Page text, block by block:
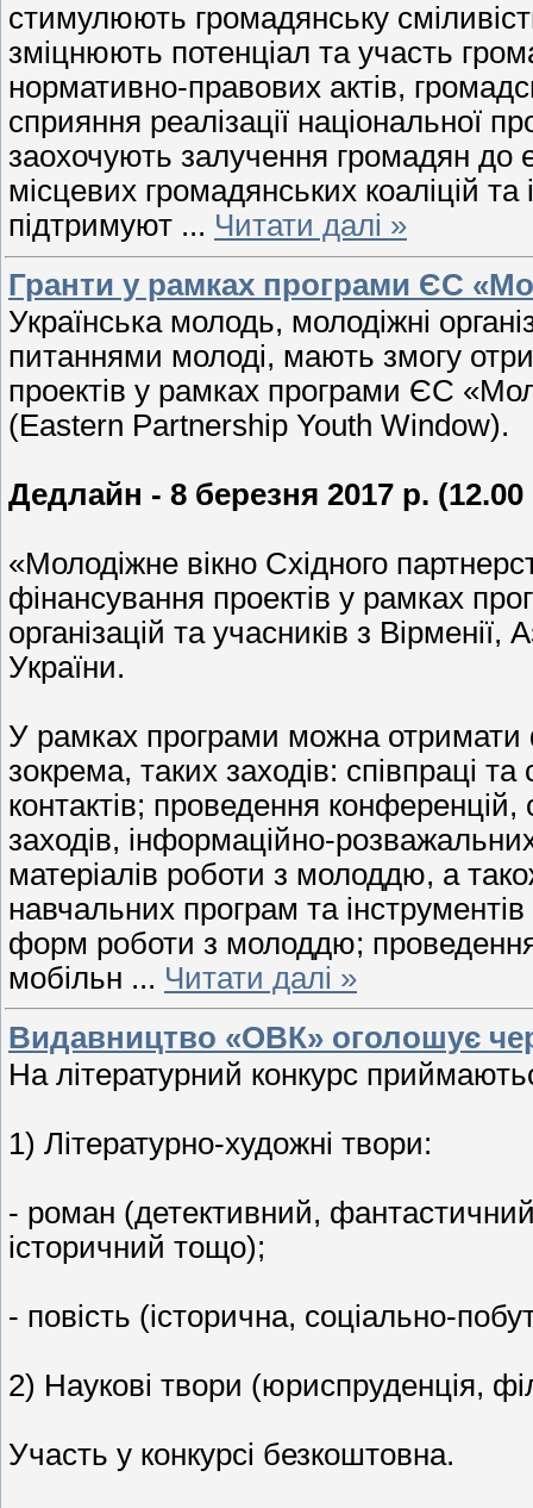
стимулюють громадянську
зміцнюють потенціал та участь
нормативно-правових актів,
сприяння реалізації національної
заохочують залучення громадян до
місцевих громадянських коаліцій та
підтримуют ... Читати далі »
Гранти у рамках програми ЄС
Українська молодь, молодіжні
питаннями молоді, мають змогу
проектів у рамках програми ЄС
(Eastern Partnership Youth Window).
Дедлайн - 8 березня 2017 р.
«Молодіжне вікно Східного
фінансування проектів у рамках
організацій та учасників з
України.
У рамках програми можна отримати
зокрема, таких заходів: співпраці
контактів; проведення
заходів, інформаційно-
матеріалів роботи з молоддю, а
навчальних програм та
форм роботи з молоддю; проведення
мобільн ... Читати далі »
Видавництво «ОВК» оголошує
На літературний конкурс
1) Літературно-художні твори:
- роман (детективний,
історичний тощо);
- повість (історична, соціально-
2) Наукові твори (юриспруденція,
Участь у конкурсі безкоштовна.